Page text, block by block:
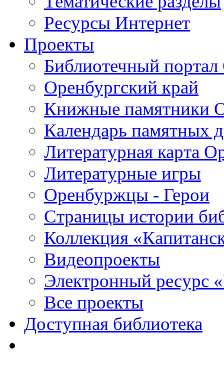
Ресурсы Интернет
Проекты
Библиотечный портал
Оренбургский край
Книжные памятники
Календарь памятных
Литературная карта
Литературные игры
Оренбуржцы - Герои
Страницы истории
Коллекция
Видеопроекты
Электронный ресурс
Все проекты
Доступная библиотека